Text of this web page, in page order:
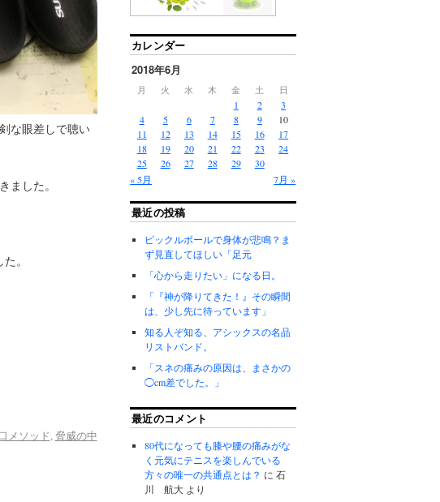
な眼差しで聴い
ました。
。
メソッド, 脅威の中
カレンダー
2018年6月
月 火 水 木 金 土 日
« 5月 7月 »
1 2
3
4
5 6 7 8 9
10
11
12 13 14 15 16
17
18
19 20 21 22 23
24
25
26 27 28 29 30
最近の投稿
ピックルボールで身体が悲鳴？ま
ず見直してほしい「足元
「心から走りたい」になる日。
「『神が降りてきた！』その瞬間
は、少し先に待っています」
知る人ぞ知る、アシックスの名品
リストバンド。
「スネの痛みの原因は、まさかの
◯cm差でした。」
最近のコメント
80代になっても膝や腰の痛みがな
く元気にテニスを楽しんでいる
方々の唯一の共通点とは？ に石
川 航大 より